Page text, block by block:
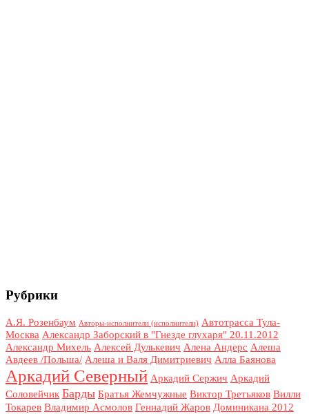
Рубрики
А.Я. Розенбаум Авторы-исполнители (исполнители) Автотрасса Тула-
Москва Александр Заборский в "Гнезде глухаря" 20.11.2012
Александр Михель Алексей Дулькевич Алена Андерс Алеша
Авдеев /Польша/ Алеша и Валя Димитриевич Алла Баянова
Аркадий Северный Аркадий Сержич Аркадий
Соловейчик Барды Братья Жемчужные Виктор Третьяков Вилли
Токарев Владимир Асмолов Геннадий Жаров Доминикана 2012